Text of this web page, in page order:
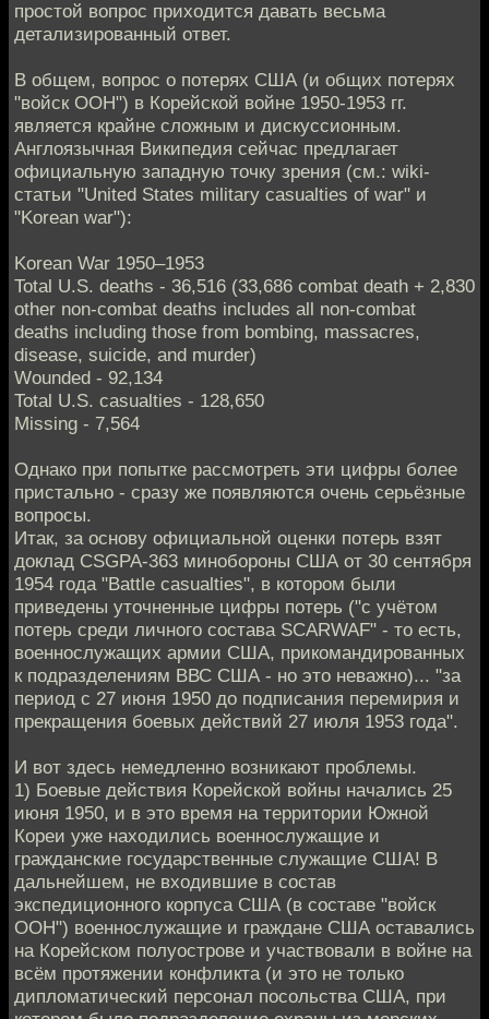
простой вопрос приходится давать весьма
детализированный ответ.
В общем, вопрос о потерях США (и общих потерях
"войск ООН") в Корейской войне 1950-1953 гг.
является крайне сложным и дискуссионным.
Англоязычная Википедия сейчас предлагает
официальную западную точку зрения (см.: wiki-
статьи "United States military casualties of war" и
"Korean war"):
Korean War 1950–1953
Total U.S. deaths - 36,516 (33,686 combat death + 2,830
other non-combat deaths includes all non-combat
deaths including those from bombing, massacres,
disease, suicide, and murder)
Wounded - 92,134
Total U.S. casualties - 128,650
Missing - 7,564
Однако при попытке рассмотреть эти цифры более
пристально - сразу же появляются очень серьёзные
вопросы.
Итак, за основу официальной оценки потерь взят
доклад CSGPA-363 минобороны США от 30 сентября
1954 года "Battle casualties", в котором были
приведены уточненные цифры потерь ("с учётом
потерь среди личного состава SCARWAF" - то есть,
военнослужащих армии США, прикомандированных
к подразделениям ВВС США - но это неважно)... "за
период с 27 июня 1950 до подписания перемирия и
прекращения боевых действий 27 июля 1953 года".
И вот здесь немедленно возникают проблемы.
1) Боевые действия Корейской войны начались 25
июня 1950, и в это время на территории Южной
Кореи уже находились военнослужащие и
гражданские государственные служащие США! В
дальнейшем, не входившие в состав
экспедиционного корпуса США (в составе "войск
ООН") военнослужащие и граждане США оставались
на Корейском полуострове и участвовали в войне на
всём протяжении конфликта (и это не только
дипломатический персонал посольства США, при